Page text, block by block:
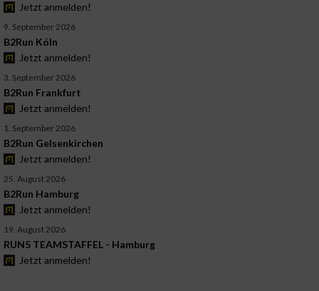
Jetzt anmelden!
9. September 2026
B2Run Köln
Jetzt anmelden!
3. September 2026
B2Run Frankfurt
Jetzt anmelden!
1. September 2026
B2Run Gelsenkirchen
Jetzt anmelden!
25. August 2026
B2Run Hamburg
Jetzt anmelden!
19. August 2026
RUN5 TEAMSTAFFEL - Hamburg
Jetzt anmelden!